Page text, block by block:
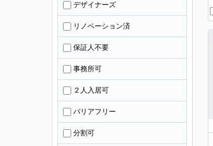
デザイナーズ
リノベーション済
保証人不要
事務所可
２人入居可
バリアフリー
分割可